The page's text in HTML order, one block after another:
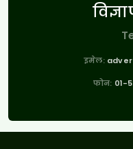
इमेल:
फोन: 01-